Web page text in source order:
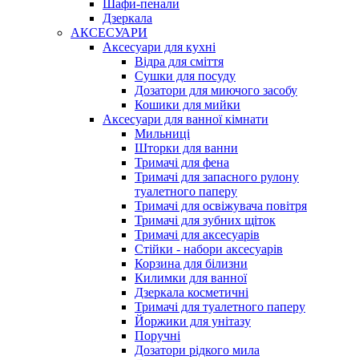
Шафи-пенали
Дзеркала
АКСЕСУАРИ
Аксесуари для кухні
Відра для сміття
Сушки для посуду
Дозатори для миючого засобу
Кошики для мийки
Аксесуари для ванної кімнати
Мильниці
Шторки для ванни
Тримачі для фена
Тримачі для запасного рулону
туалетного паперу
Тримачі для освіжувача повітря
Тримачі для зубних щіток
Тримачі для аксесуарів
Стійки - набори аксесуарів
Корзина для білизни
Килимки для ванної
Дзеркала косметичні
Тримачі для туалетного паперу
Йоржики для унітазу
Поручні
Дозатори рідкого мила